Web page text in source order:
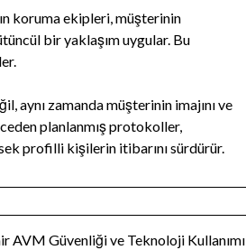
koruma ekipleri, müşterinin
bir yaklaşım uygular. Bu
aynı zamanda müşterinin imajını ve
planlanmış protokoller,
profilli kişilerin itibarını sürdürür.
AVM Güvenliği ve Teknoloji Kullanımı